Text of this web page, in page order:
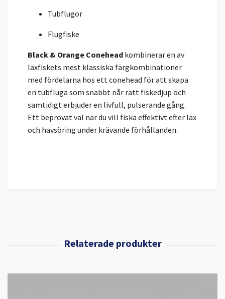
Tubflugor
Flugfiske
Black & Orange Conehead kombinerar en av
laxfiskets mest klassiska färgkombinationer
med fördelarna hos ett conehead för att skapa
en tubfluga som snabbt når rätt fiskedjup och
samtidigt erbjuder en livfull, pulserande gång.
Ett beprövat val när du vill fiska effektivt efter lax
och havsöring under krävande förhållanden.